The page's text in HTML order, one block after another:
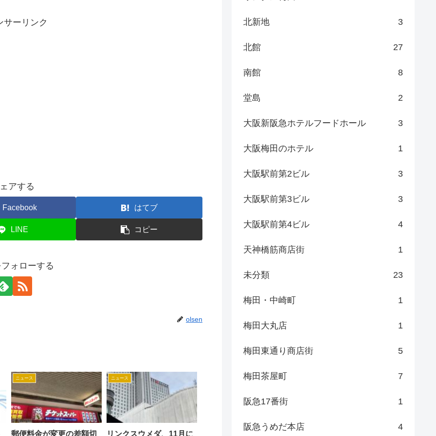
サーリンク
アする
Facebook はてブ
LINE コピー
ォローする
olsen
ニュース
郵便料金が変更の差額切
ニュース
リンクスウメダ、11月に
北新地 3
北館 27
南館 8
堂島 2
大阪新阪急ホテルフードホール 3
大阪梅田のホテル 1
大阪駅前第2ビル 3
大阪駅前第3ビル 3
大阪駅前第4ビル 4
天神橋筋商店街 1
未分類 23
梅田・中崎町 1
梅田大丸店 1
梅田東通り商店街 5
梅田茶屋町 7
阪急17番街 1
阪急うめだ本店 4